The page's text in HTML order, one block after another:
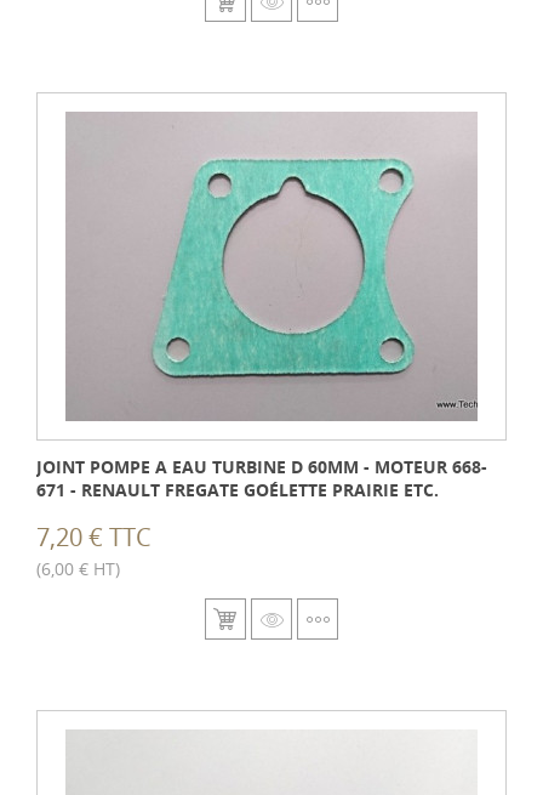
JOINT POMPE A EAU TURBINE D 60MM - MOTEUR 668-
671 - RENAULT FREGATE GOÉLETTE PRAIRIE ETC.
7,20 € TTC
(6,00 € HT)